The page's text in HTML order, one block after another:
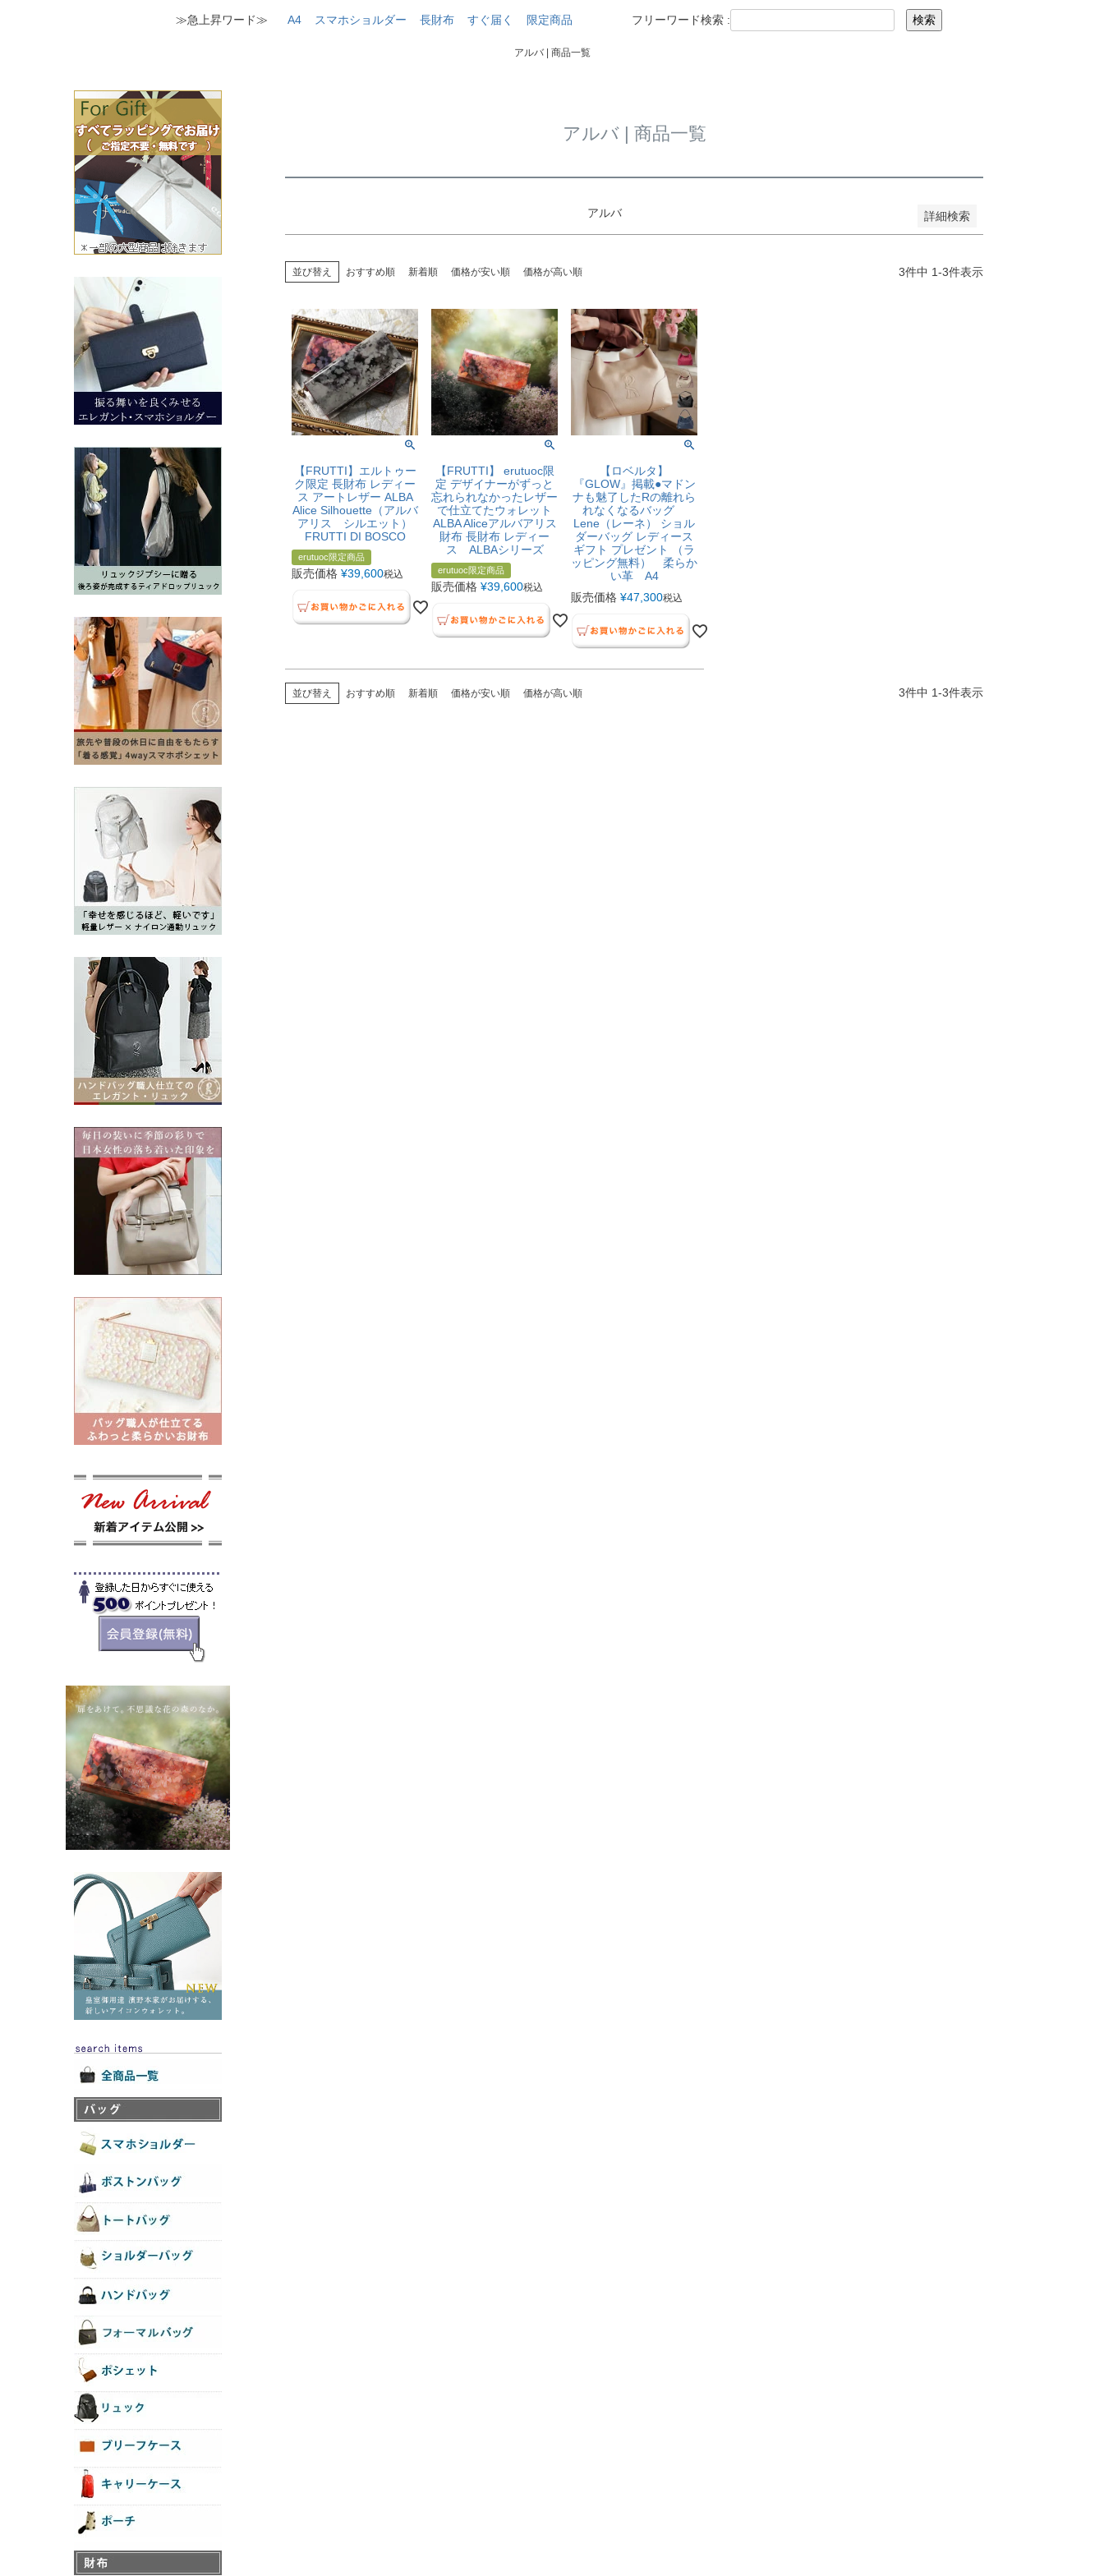
≫急上昇ワード≫ A4 スマホショルダー 長財布 すぐ届く 限定商品 フリーワード検索 : 検索
アルバ | 商品一覧
アルバ | 商品一覧
アルバ 詳細検索
検索
並び替え おすすめ順 新着順 価格が安い順 価格が高い順 3件中 1-3件表示
【FRUTTI】エルトゥー
ク限定 長財布 レディー
ス アートレザー ALBA
Alice Silhouette（アルバ
アリス シルエット）
FRUTTI DI BOSCO
erutuoc限定商品
販売価格 ¥39,600税込
【FRUTTI】 erutuoc限
定 デザイナーがずっと
忘れられなかったレザー
で仕立てたウォレット
ALBA Aliceアルバアリス
財布 長財布 レディー
ス ALBAシリーズ
erutuoc限定商品
販売価格 ¥39,600税込
【ロベルタ】
『GLOW』掲載●マドン
ナも魅了したRの離れら
れなくなるバッグ
Lene（レーネ） ショル
ダーバッグ レディース
ギフト プレゼント （ラ
ッピング無料） 柔らか
い革 A4
販売価格 ¥47,300税込
並び替え おすすめ順 新着順 価格が安い順 価格が高い順 3件中 1-3件表示